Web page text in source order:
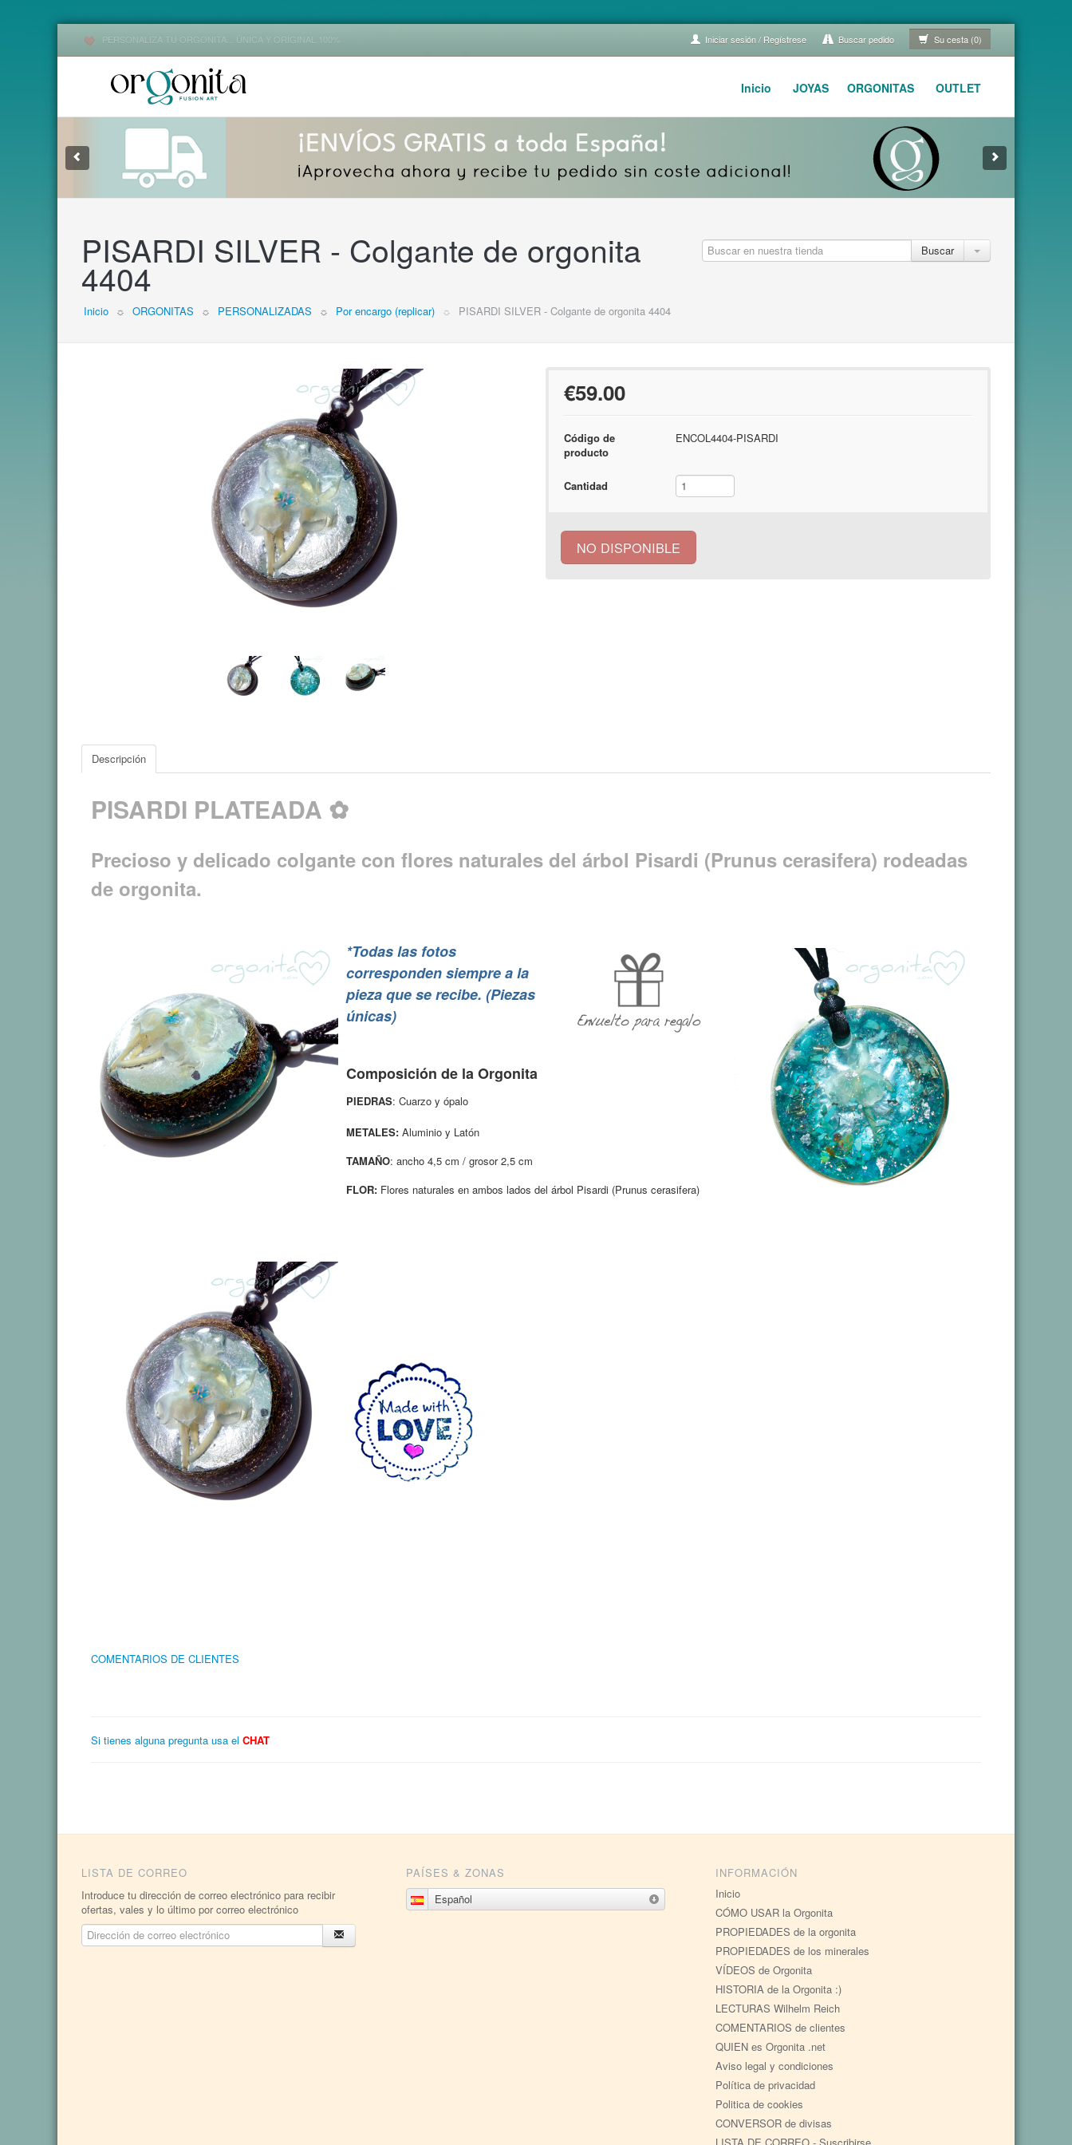
PERSONALIZA TU ORGONITA... ÚNICA Y ORIGINAL 100% Iniciar sesión / Regístrese Buscar pedido Su cesta (0)
Inicio JOYAS ORGONITAS OUTLET
PISARDI SILVER - Colgante de orgonita
4404
Inicio ☼ ORGONITAS ☼ PERSONALIZADAS ☼ Por encargo (replicar) ☼ PISARDI SILVER - Colgante de orgonita 4404
Buscar
€59.00
Código de
producto
ENCOL4404-PISARDI
Cantidad
NO DISPONIBLE
Descripción
PISARDI PLATEADA ✿
Precioso y delicado colgante con flores naturales del árbol Pisardi (Prunus cerasifera) rodeadas
de orgonita.
*Todas las fotos
corresponden siempre a la
pieza que se recibe. (Piezas
únicas)
Composición de la Orgonita
PIEDRAS: Cuarzo y ópalo
METALES: Aluminio y Latón
TAMAÑO: ancho 4,5 cm / grosor 2,5 cm
FLOR: Flores naturales en ambos lados del árbol Pisardi (Prunus cerasifera)
COMENTARIOS DE CLIENTES
Si tienes alguna pregunta usa el CHAT
LISTA DE CORREO
Introduce tu dirección de correo electrónico para recibir
ofertas, vales y lo último por correo electrónico
PAÍSES & ZONAS
Español
INFORMACIÓN
Inicio
CÓMO USAR la Orgonita
PROPIEDADES de la orgonita
PROPIEDADES de los minerales
VÍDEOS de Orgonita
HISTORIA de la Orgonita :)
LECTURAS Wilhelm Reich
COMENTARIOS de clientes
QUIEN es Orgonita .net
Aviso legal y condiciones
Política de privacidad
Politica de cookies
CONVERSOR de divisas